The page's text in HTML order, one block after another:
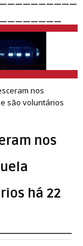
nos
são voluntários
nos
há 22